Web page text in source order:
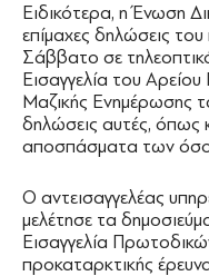
Ειδικότερα, η Ένωση
επίμαχες δηλώσεις
Σάββατο σε
Εισαγγελία του
Μαζικής Ενημέρωσης
δηλώσεις αυτές, όπως
αποσπάσματα των
Ο αντεισαγγελέας
μελέτησε τα
Εισαγγελία
προκαταρκτικής